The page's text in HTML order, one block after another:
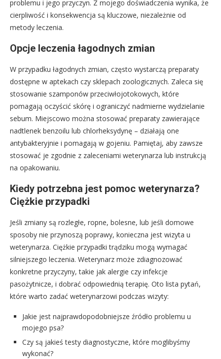
problemu i jego przyczyn. Z mojego doświadczenia wynika, że
cierpliwość i konsekwencja są kluczowe, niezależnie od
metody leczenia.
Opcje leczenia łagodnych zmian
W przypadku łagodnych zmian, często wystarczą preparaty
dostępne w aptekach czy sklepach zoologicznych. Zaleca się
stosowanie szamponów przeciwłojotokowych, które
pomagają oczyścić skórę i ograniczyć nadmierne wydzielanie
sebum. Miejscowo można stosować preparaty zawierające
nadtlenek benzoilu lub chlorheksydynę – działają one
antybakteryjnie i pomagają w gojeniu. Pamiętaj, aby zawsze
stosować je zgodnie z zaleceniami weterynarza lub instrukcją
na opakowaniu.
Kiedy potrzebna jest pomoc weterynarza?
Ciężkie przypadki
Jeśli zmiany są rozległe, ropne, bolesne, lub jeśli domowe
sposoby nie przynoszą poprawy, konieczna jest wizyta u
weterynarza. Ciężkie przypadki trądziku mogą wymagać
silniejszego leczenia. Weterynarz może zdiagnozować
konkretne przyczyny, takie jak alergie czy infekcje
pasożytnicze, i dobrać odpowiednią terapię. Oto lista pytań,
które warto zadać weterynarzowi podczas wizyty:
Jakie jest najprawdopodobniejsze źródło problemu u
mojego psa?
Czy są jakieś testy diagnostyczne, które moglibyśmy
wykonać?